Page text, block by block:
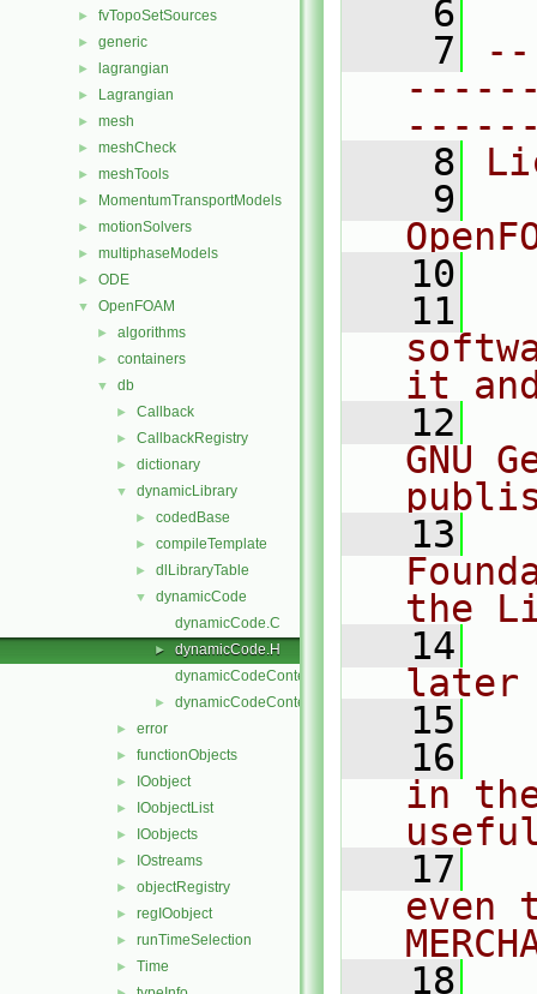
► fvTopoSetSources
► generic
► lagrangian
► Lagrangian
► mesh
► meshCheck
► meshTools
► MomentumTransportModels
► motionSolvers
► multiphaseModels
► ODE
▼ OpenFOAM
► algorithms
► containers
▼ db
► Callback
► CallbackRegistry
► dictionary
▼ dynamicLibrary
► codedBase
► compileTemplate
► dlLibraryTable
▼
dynamicCode
dynamicCode.C
►
dynamicCode.H
dynamicCodeContext.C
► dynamicCodeContext.H
► error
► functionObjects
► IOobject
► IOobjectList
► IOobjects
► IOstreams
► objectRegistry
► regIOobject
► runTimeSelection
► Time
    6
    7
    8
    9
   10
   11
it
   12
GNU
   13
the
   14
later
   15
   16
in
   17
even
   18